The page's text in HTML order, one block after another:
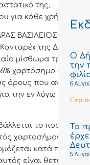
της,
για κάθε χρήση.
ΒΑΣΙΛΕΙΟΣ
της Δ.Κ.
μίσθωμα τριακόσια
χαρτόσημο = 320,00€,
όρους που αναλυτικά
την εν λόγω
τo πoσό της
χαρτοσήμου 3,6%.
κατά ποσοστό
είναι θετικός, ενώ
Ο
την
6
Το
5